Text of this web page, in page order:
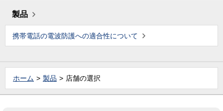
製品
携帯電話の電波防護への適合性について
ホーム 製品 店舗の選択